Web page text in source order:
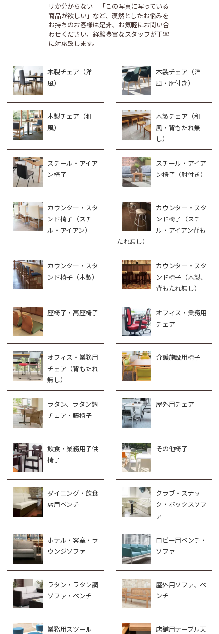
リか分からない」「この写真に写っている
商品が欲しい」など、漠然としたお悩みを
お持ちのお客様は是非、お気軽にお問い合
わせください。経験豊富なスタッフが丁寧
に対応致します。
木製チェア（洋
風）
木製チェア（洋
風・肘付き）
木製チェア（和
風）
木製チェア（和
風・背もたれ無
し）
スチール・アイア
ン椅子
スチール・アイア
ン椅子（肘付き）
カウンター・スタ
ンド椅子（スチー
ル・アイアン）
カウンター・スタ
ンド椅子（スチー
ル・アイアン背も
たれ無し）
カウンター・スタ
ンド椅子（木製）
カウンター・スタ
ンド椅子（木製、
背もたれ無し）
座椅子・高座椅子
オフィス・業務用
チェア
オフィス・業務用
チェア（背もたれ
無し）
介護施設用椅子
ラタン、ラタン調
チェア・籐椅子
屋外用チェア
飲食・業務用子供
椅子
その他椅子
ダイニング・飲食
店用ベンチ
クラブ・スナッ
ク・ボックスソフ
ァ
ホテル・客室・ラ
ウンジソファ
ロビー用ベンチ・
ソファ
ラタン・ラタン調
ソファ・ベンチ
屋外用ソファ、ベ
ンチ
業務用スツール
店舗用テーブル天